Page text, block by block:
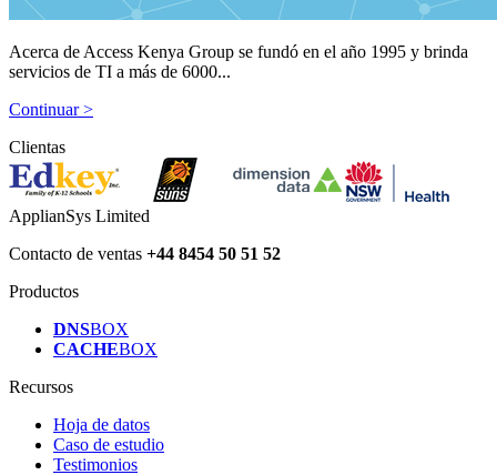
Acerca de Access Kenya Group se fundó en el año 1995 y brinda
servicios de TI a más de 6000...
Continuar >
Clientas
ApplianSys Limited
Contacto de ventas +44 8454 50 51 52
Productos
DNSBOX
CACHEBOX
Recursos
Hoja de datos
Caso de estudio
Testimonios